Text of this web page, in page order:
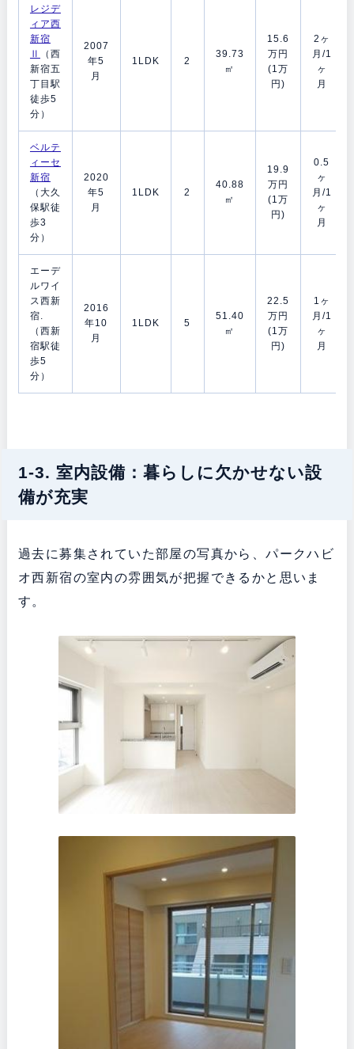
レジデ
ィア西
新宿
Ⅱ
（西
新宿五
丁目駅
徒歩5
分）
2007
年5
月
1LDK 2
39.73
㎡
15.6
万円
(1万
円)
2ヶ
月/1
ヶ
月
ベルテ
ィーセ
新宿
（大久
保駅徒
歩3
分）
2020
年5
月
1LDK 2
40.88
㎡
19.9
万円
(1万
円)
0.5
ヶ
月/1
ヶ
月
エーデ
ルワイ
ス西新
宿.
（西新
宿駅徒
歩5
分）
2016
年10
月
1LDK 5
51.40
㎡
22.5
万円
(1万
円)
1ヶ
月/1
ヶ
月
1-3. 室内設備：暮らしに欠かせない設
備が充実
過去に募集されていた部屋の写真から、パークハビ
オ西新宿の室内の雰囲気が把握できるかと思いま
す。